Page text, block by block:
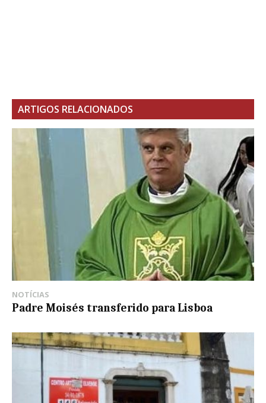
ARTIGOS RELACIONADOS
NOTÍCIAS
Padre Moisés transferido para Lisboa